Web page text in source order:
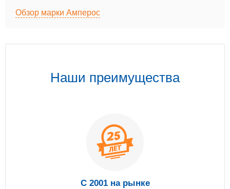
Обзор марки Амперос
Наши преимущества
С 2001 на рынке